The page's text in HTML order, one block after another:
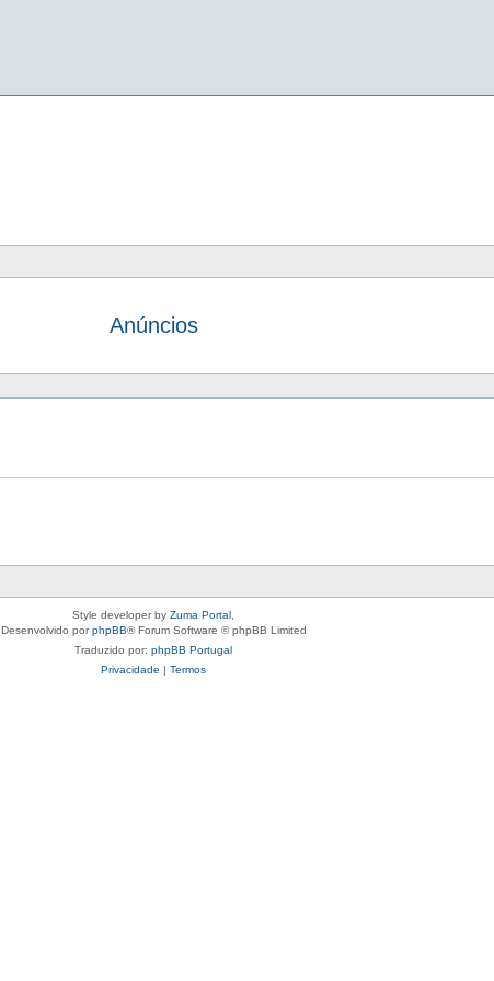
Anúncios
Style developer by Zuma Portal
Desenvolvido porphpBB® Forum Software © phpBB Limited
Traduzido por: phpBB Portugal
Privacidade | Termos